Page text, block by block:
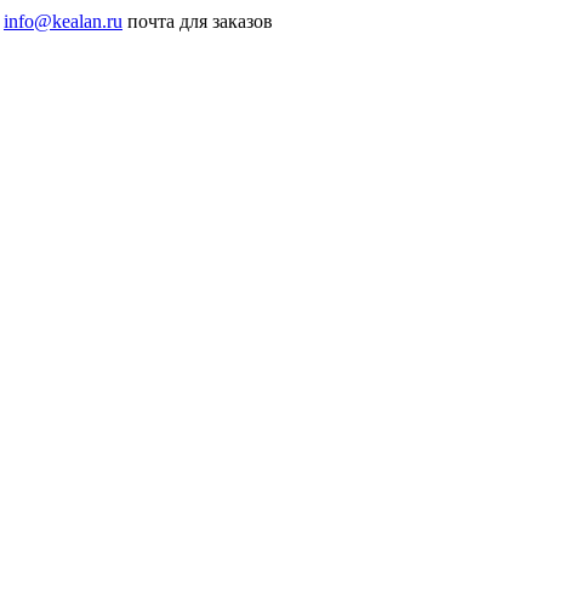
info@kealan.ru почта для заказов